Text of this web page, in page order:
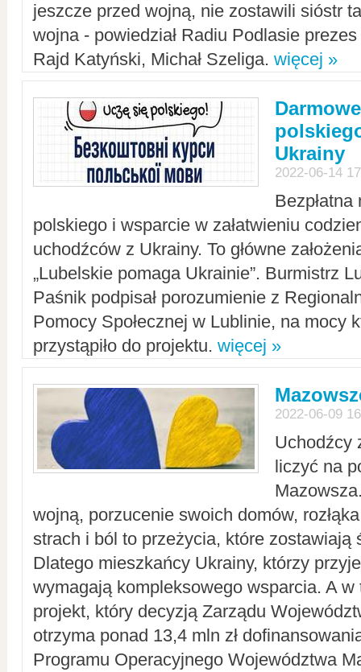
jeszcze przed wojną, nie zostawili sióstr
wojna - powiedział Radiu Podlasie
Rajd Katyński, Michał Szeliga. więcej »
Ukrainy
2022-06-14
polskiego i wsparcie w załatwieniu
uchodźców z Ukrainy. To główne
„Lubelskie pomaga Ukrainie”. Burmistrz
Paśnik podpisał porozumienie z
Pomocy Społecznej w Lublinie, na mocy
przystąpiło do projektu. więcej »
2022-06-09
Uchodźcy
liczyć na
wojną, porzucenie swoich domów,
strach i ból to przeżycia, które zostawiają
Dlatego mieszkańcy Ukrainy, którzy
wymagają kompleksowego wsparcia. A w
projekt, który decyzją Zarządu
otrzyma ponad 13,4 mln zł
Programu Operacyjnego Województwa